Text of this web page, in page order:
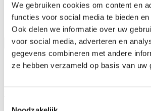
We gebruiken cookies om content en
functies voor social media te bieden
Ook delen we informatie over uw
voor social media, adverteren en
gegevens combineren met andere
ze hebben verzameld op basis van
SOLARO 7920 O E WB
Produktspezifikation herunterladen
Produktbeschreibung
Schattierung für Außenanlagen und
Kühlung, wobei sowohl die Temperatur im